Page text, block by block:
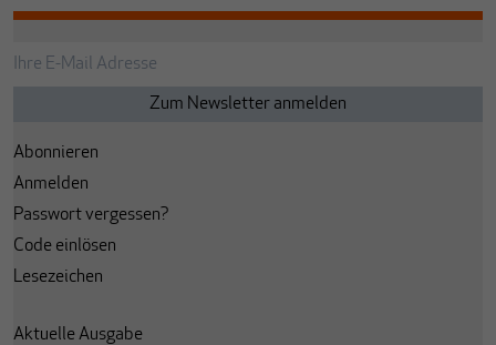
Abonnieren
Anmelden
Passwort vergessen?
Code einlösen
Lesezeichen
Aktuelle Ausgabe